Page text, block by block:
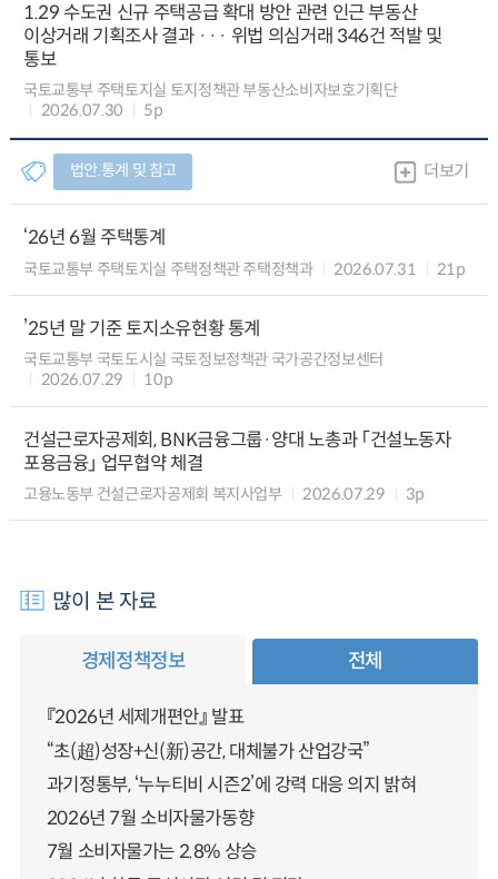
1.29 수도권 신규 주택공급 확대 방안 관련 인근 부동산
이상거래 기획조사 결과 ··· 위법 의심거래 346건 적발 및
통보
국토교통부 주택토지실 토지정책관 부동산소비자보호기획단
2026.07.30
5p
법안.통계 및 참고 더보기
‘26년 6월 주택통계
국토교통부 주택토지실 주택정책관 주택정책과 2026.07.31 21p
’25년 말 기준 토지소유현황 통계
국토교통부 국토도시실 국토정보정책관 국가공간정보센터
2026.07.29
10p
건설근로자공제회, BNK금융그룹·양대 노총과 「건설노동자
포용금융」 업무협약 체결
고용노동부 건설근로자공제회 복지사업부 2026.07.29 3p
많이 본 자료
경제정책정보 전체
『2026년 세제개편안』 발표
“초(超)성장+신(新)공간, 대체불가 산업강국”
과기정통부, ‘누누티비 시즌2’에 강력 대응 의지 밝혀
2026년 7월 소비자물가동향
7월 소비자물가는 2.8% 상승